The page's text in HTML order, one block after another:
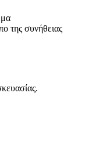
της συνήθειας